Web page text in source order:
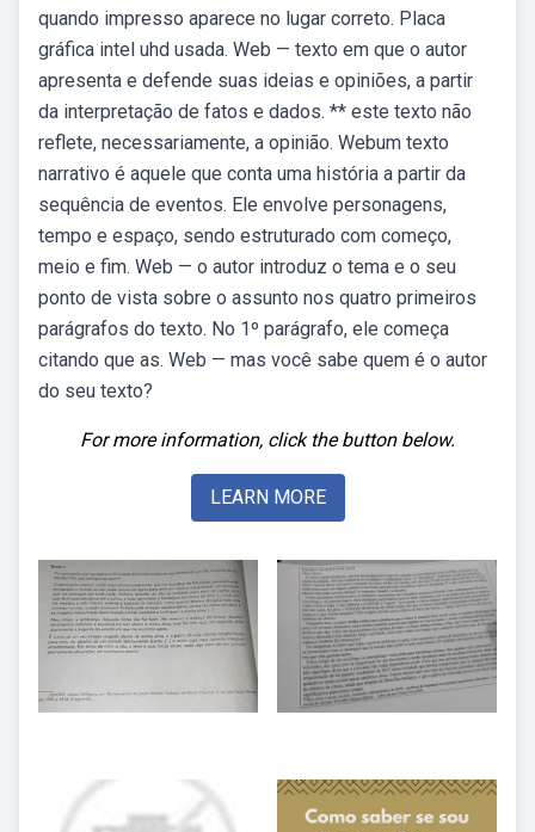
quando impresso aparece no lugar correto. Placa
gráfica intel uhd usada. Web — texto em que o autor
apresenta e defende suas ideias e opiniões, a partir
da interpretação de fatos e dados. ** este texto não
reflete, necessariamente, a opinião. Webum texto
narrativo é aquele que conta uma história a partir da
sequência de eventos. Ele envolve personagens,
tempo e espaço, sendo estruturado com começo,
meio e fim. Web — o autor introduz o tema e o seu
ponto de vista sobre o assunto nos quatro primeiros
parágrafos do texto. No 1º parágrafo, ele começa
citando que as. Web — mas você sabe quem é o autor
do seu texto?
For more information, click the button below.
LEARN MORE